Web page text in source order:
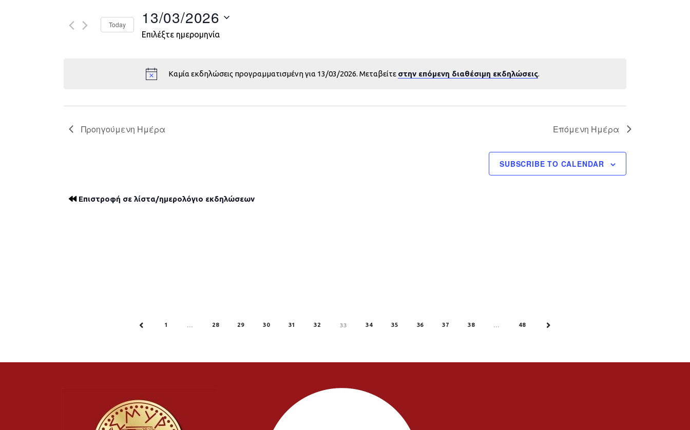
Καμία εκδηλώσεις προγραμματισμένη για 13/03/2026. Μεταβείτε στην επόμενη διαθέσιμη εκδηλώσεις.
Navigation
Today 13/03/2026
Επιλέξτε ημερομηνία
Προηγούμενη Ημέρα Επόμενη Ημέρα
SUBSCRIBE TO CALENDAR
Επιστροφή σε λίστα/ημερολόγιο εκδηλώσεων
1 … 28 29 30 31 32 33 34 35 36 37 38 … 48 NEXT